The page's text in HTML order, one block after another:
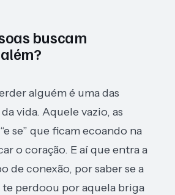
buscam
alguém é uma das
vida. Aquele vazio, as
se” que ficam ecoando na
o coração. E aí que entra a
de conexão, por saber se a
te perdoou por aquela briga